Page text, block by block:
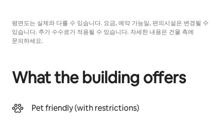
평면도는 실제와 다를 수 있습니다. 요금, 예약 가능일, 편의시설은 변경될 수
있습니다. 추가 수수료가 적용될 수 있습니다. 자세한 내용은 건물 측에
문의하세요.
What the building offers
Pet friendly (with restrictions)